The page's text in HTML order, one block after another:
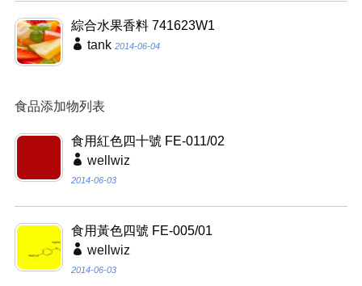
綜合水果香料 741623W1
tank 2014-06-04
食品添加物列表
食用紅色四十號 FE-011/02
wellwiz
2014-06-03
食用黃色四號 FE-005/01
wellwiz
2014-06-03